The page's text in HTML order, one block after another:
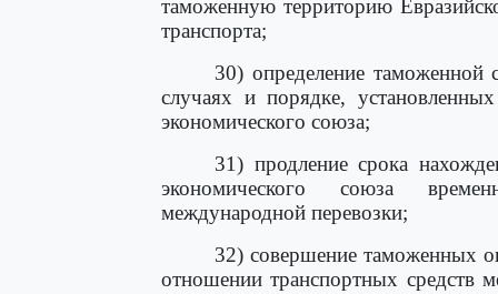
таможенную территорию
транспорта;
30) определение таможенной
случаях и порядке,
экономического союза;
31) продление срока
экономического союза
международной перевозки;
32) совершение таможенных
отношении транспортных средств